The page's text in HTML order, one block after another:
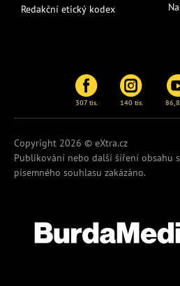
Redakční etický kodex
307 tis. 140 tis.
Copyright 2026 © eXtra.cz
Publikování nebo další šíření obsahu
písemného souhlasu zakázáno.